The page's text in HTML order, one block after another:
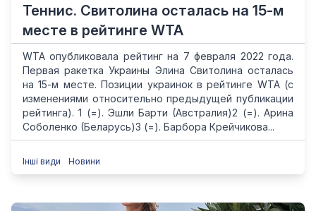
Теннис. Свитолина осталась на 15-м
месте в рейтинге WTA
WTA опубликовала рейтинг на 7 февраля 2022 года.
Первая ракетка Украины Элина Cвитолина осталась
на 15-м месте. Позиции украинок в рейтинге WTA (с
изменениями относительно предыдущей публикации
рейтинга). 1 (=). Эшли Барти (Австралия)2 (=). Арина
Соболенко (Беларусь)3 (=). Барбора Крейчикова...
Інші види Новини